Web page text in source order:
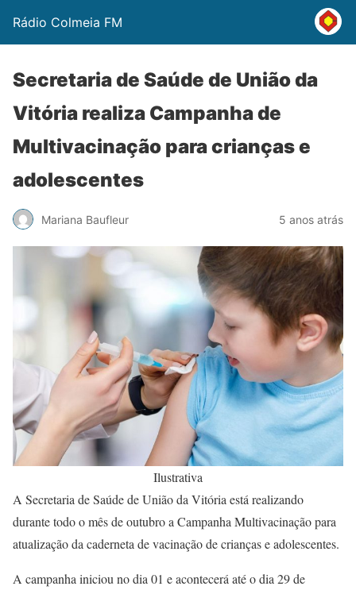
Rádio Colmeia FM
Secretaria de Saúde de União da
Vitória realiza Campanha de
Multivacinação para crianças e
adolescentes
Mariana Baufleur 5 anos atrás
Ilustrativa
A Secretaria de Saúde de União da Vitória está realizando
durante todo o mês de outubro a Campanha Multivacinação para
atualização da caderneta de vacinação de crianças e adolescentes.
A campanha iniciou no dia 01 e acontecerá até o dia 29 de